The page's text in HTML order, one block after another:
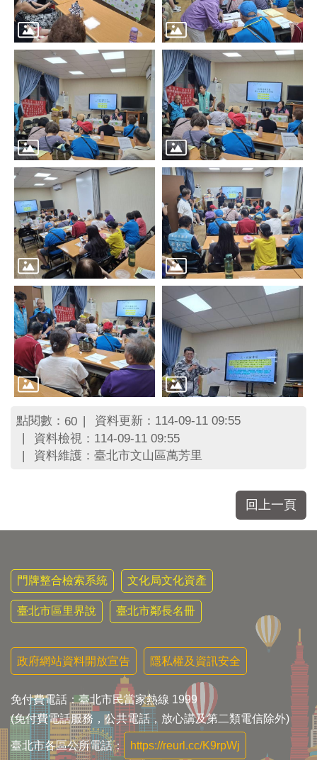
點閱數： 60
資料更新：114-09-11 09:55
資料檢視：114-09-11 09:55
資料維護：臺北市文山區萬芳里
回上一頁
門牌整合檢索系統 文化局文化資產
臺北市區里界說 臺北市鄰長名冊
政府網站資料開放宣告 隱私權及資訊安全
免付費電話：臺北市民當家熱線 1999
(免付費電話服務，公共電話，放心講及第二類電信除外)
臺北市各區公所電話： https://reurl.cc/K9rpWj